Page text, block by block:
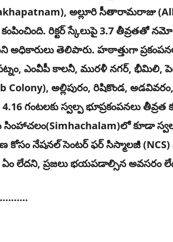
అల్లూరి సీతారామరాజు
రిక్ట‌ర్ స్కేలుపై 3.7 తీవ్రతతో
తెలిపారు. హ‌ఠాత్తుగా
ఎంవీపీ కాలనీ, మురళీ నగర్, భీమిలి,
అల్లిపురం, రిషికొండ, అడవివరం,
గంటలకు స్వల్ప భూప్రకంపనలు తీవ్రత
సింహాచలం(Simhachalam)లో కూడా
కోసం నేషనల్ సెంటర్ ఫర్ సిస్మాలజీ
లేద‌ని, ప్ర‌జ‌లు భ‌య‌ప‌డాల్సిన అవ‌స‌రం